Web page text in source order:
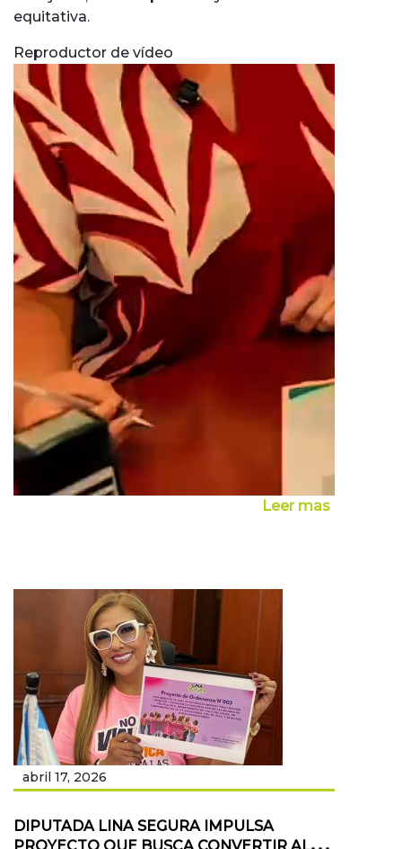
equitativa.
Reproductor de vídeo
Leer mas
abril 17, 2026
DIPUTADA LINA SEGURA IMPULSA